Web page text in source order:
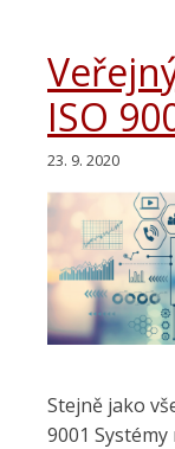
ISO
23. 9. 2020
Stejně jako
9001